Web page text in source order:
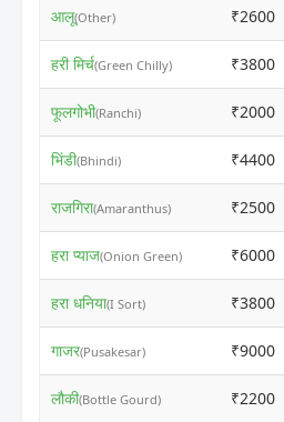
आलू(Other) ₹2600
हरी मिर्च(Green Chilly) ₹3800
फूलगोभी(Ranchi) ₹2000
भिंडी(Bhindi) ₹4400
राजगिरा(Amaranthus) ₹2500
हरा प्याज(Onion Green) ₹6000
हरा धनिया(I Sort) ₹3800
गाजर(Pusakesar) ₹9000
लौकी(Bottle Gourd) ₹2200